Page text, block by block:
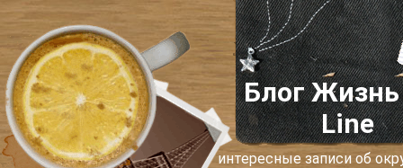
Блог Жизнь
Line
интересные записи об